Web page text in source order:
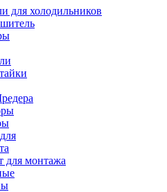
для холодильников
для монтажа